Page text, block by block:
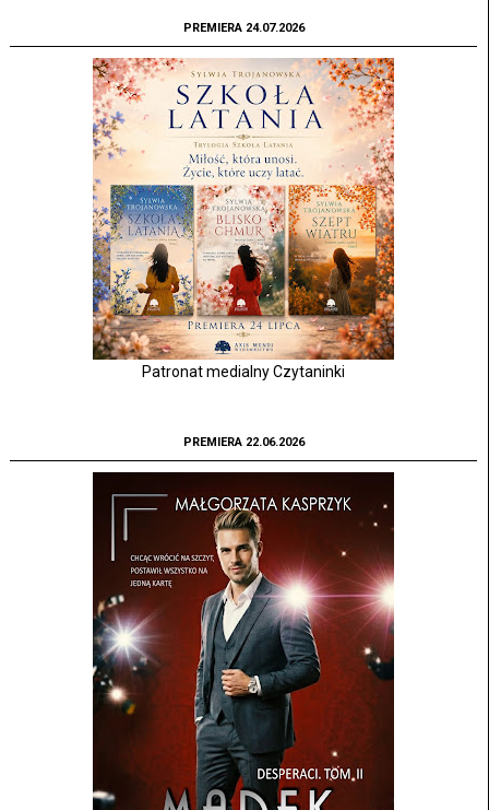
PREMIERA 24.07.2026
Patronat medialny Czytaninki
PREMIERA 22.06.2026